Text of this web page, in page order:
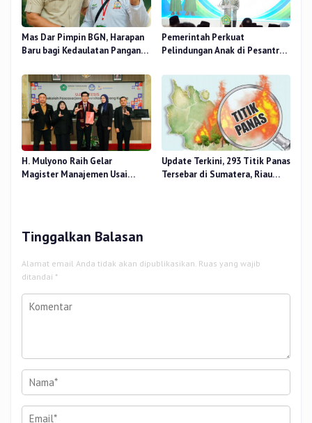
Mas Dar Pimpin BGN, Harapan
Baru bagi Kedaulatan Pangan
Pemerintah Perkuat
Pelindungan Anak di Pesantren
RANA
H. Mulyono Raih Gelar
Magister Manajemen Usai
Update Terkini, 293 Titik Panas
Tersebar di Sumatera, Riau
Tinggalkan Balasan
Alamat email Anda tidak akan dipublikasikan. Ruas yang wajib
ditandai *